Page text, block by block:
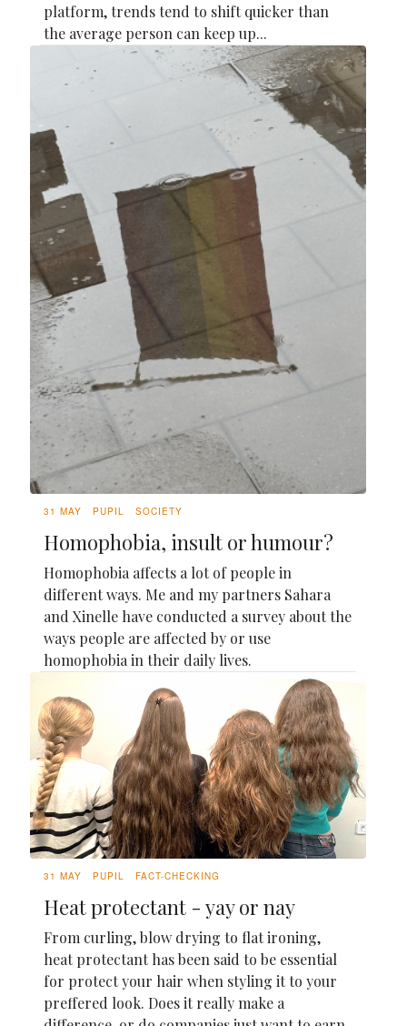
platform, trends tend to shift quicker than
the average person can keep up...
31 MAY PUPIL SOCIETY
Homophobia, insult or humour?
Homophobia affects a lot of people in
different ways. Me and my partners Sahara
and Xinelle have conducted a survey about the
ways people are affected by or use
homophobia in their daily lives.
31 MAY PUPIL FACT-CHECKING
Heat protectant - yay or nay
From curling, blow drying to flat ironing,
heat protectant has been said to be essential
for protect your hair when styling it to your
preffered look. Does it really make a